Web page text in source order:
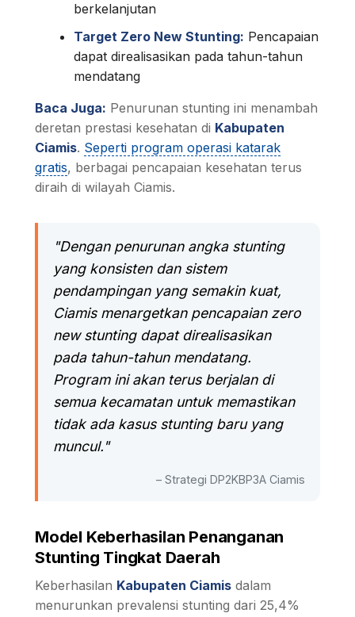
berkelanjutan
Target Zero New Stunting: Pencapaian
dapat direalisasikan pada tahun-tahun
mendatang
Baca Juga: Penurunan stunting ini menambah
deretan prestasi kesehatan di Kabupaten
Ciamis. Seperti program operasi katarak
gratis, berbagai pencapaian kesehatan terus
diraih di wilayah Ciamis.
"Dengan penurunan angka stunting
yang konsisten dan sistem
pendampingan yang semakin kuat,
Ciamis menargetkan pencapaian zero
new stunting dapat direalisasikan
pada tahun-tahun mendatang.
Program ini akan terus berjalan di
semua kecamatan untuk memastikan
tidak ada kasus stunting baru yang
muncul."
– Strategi DP2KBP3A Ciamis
Model Keberhasilan Penanganan
Stunting Tingkat Daerah
Keberhasilan Kabupaten Ciamis dalam
menurunkan prevalensi stunting dari 25,4%